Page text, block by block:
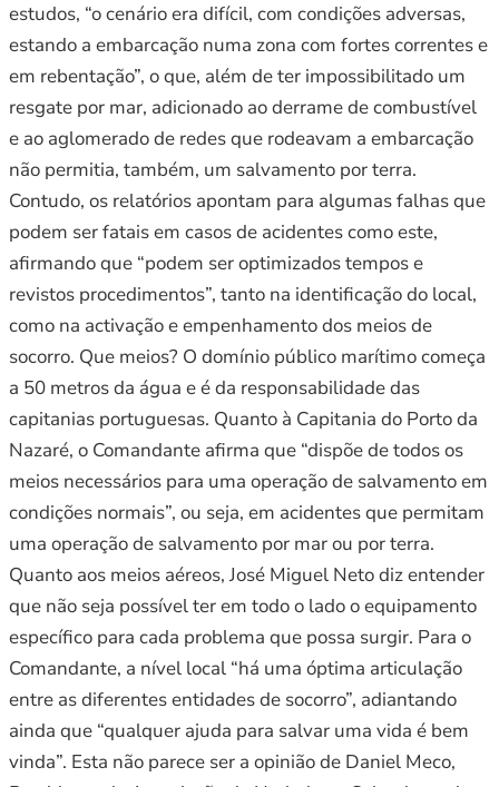
estudos, “o cenário era difícil, com condições adversas,
estando a embarcação numa zona com fortes correntes e
em rebentação”, o que, além de ter impossibilitado um
resgate por mar, adicionado ao derrame de combustível
e ao aglomerado de redes que rodeavam a embarcação
não permitia, também, um salvamento por terra.
Contudo, os relatórios apontam para algumas falhas que
podem ser fatais em casos de acidentes como este,
afirmando que “podem ser optimizados tempos e
revistos procedimentos”, tanto na identificação do local,
como na activação e empenhamento dos meios de
socorro. Que meios? O domínio público marítimo começa
a 50 metros da água e é da responsabilidade das
capitanias portuguesas. Quanto à Capitania do Porto da
Nazaré, o Comandante afirma que “dispõe de todos os
meios necessários para uma operação de salvamento em
condições normais”, ou seja, em acidentes que permitam
uma operação de salvamento por mar ou por terra.
Quanto aos meios aéreos, José Miguel Neto diz entender
que não seja possível ter em todo o lado o equipamento
específico para cada problema que possa surgir. Para o
Comandante, a nível local “há uma óptima articulação
entre as diferentes entidades de socorro”, adiantando
ainda que “qualquer ajuda para salvar uma vida é bem
vinda”. Esta não parece ser a opinião de Daniel Meco,